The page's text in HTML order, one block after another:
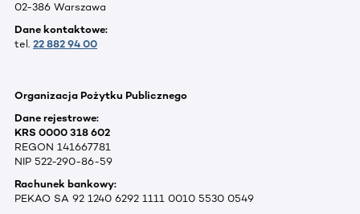
02-386 Warszawa
Dane kontaktowe:
tel. 22 882 94 00
Organizacja Pożytku Publicznego
Dane rejestrowe:
KRS 0000 318 602
REGON 141667781
NIP 522-290-86-59
Rachunek bankowy:
PEKAO SA 92 1240 6292 1111 0010 5530 0549